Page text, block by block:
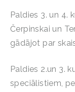
Paldies 3. un 4.
Čerpinskai un
gādājot par
Paldies 2.un 3.
speciālistiem,